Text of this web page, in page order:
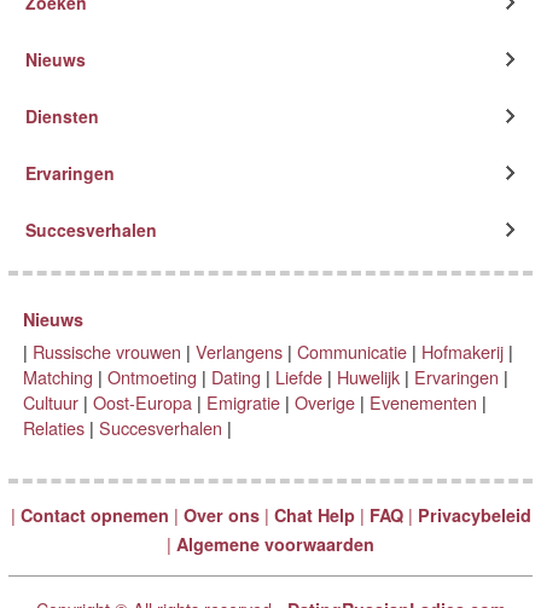
Nieuws
Diensten
Ervaringen
Succesverhalen
Nieuws
| Russische vrouwen | Verlangens| Communicatie| Hofmakerij|
Matching | Ontmoeting | Dating | Liefde| Huwelijk| Ervaringen |
Cultuur| Oost-Europa | Emigratie| Overige| Evenementen |
Relaties| Succesverhalen |
| Contact opnemen | Over ons| Chat Help| FAQ| Privacybeleid
| Algemene voorwaarden